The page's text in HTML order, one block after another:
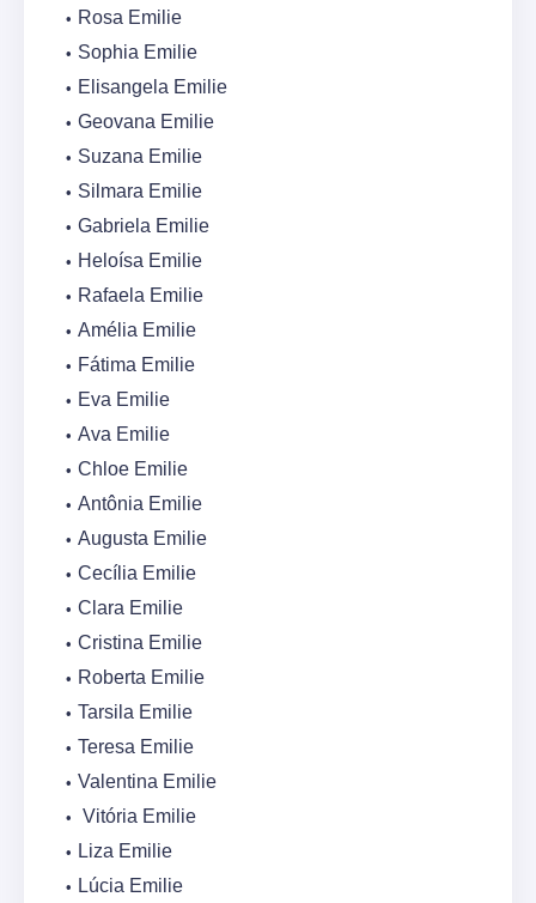
Rosa Emilie
Sophia Emilie
Elisangela Emilie
Geovana Emilie
Suzana Emilie
Silmara Emilie
Gabriela Emilie
Heloísa Emilie
Rafaela Emilie
Amélia Emilie
Fátima Emilie
Eva Emilie
Ava Emilie
Chloe Emilie
Antônia Emilie
Augusta Emilie
Cecília Emilie
Clara Emilie
Cristina Emilie
Roberta Emilie
Tarsila Emilie
Teresa Emilie
Valentina Emilie
Vitória Emilie
Liza Emilie
Lúcia Emilie